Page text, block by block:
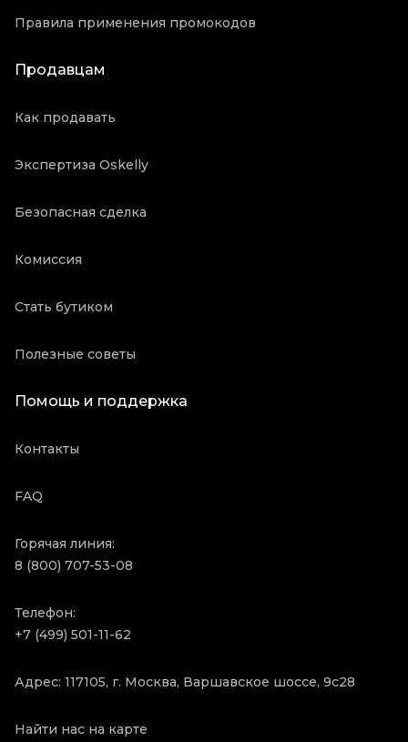
Правила применения промокодов
Продавцам
Как продавать
Экспертиза Oskelly
Безопасная сделка
Комиссия
Стать бутиком
Полезные советы
Помощь и поддержка
Контакты
FAQ
Горячая линия:
8 (800) 707-53-08
Телефон:
+7 (499) 501-11-62
Адрес: 117105, г. Москва, Варшавское шоссе, 9с28
Найти нас на карте